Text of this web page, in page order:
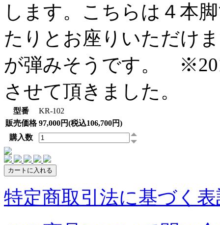
します。こちらは４本
たりとお座りいただけ
が弾みそうです。
させて頂きました。
型番
KR-102
販売価格 97,000円(税込106,700円)
購入数
特定商取引法に基づく